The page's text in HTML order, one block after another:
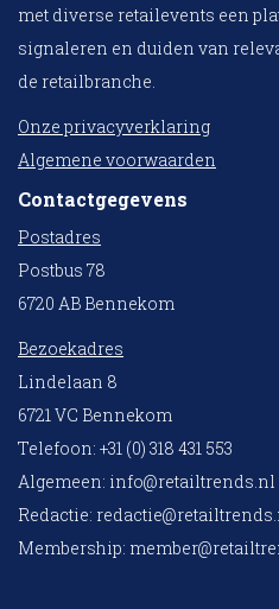
met diverse retailevents een
signaleren en duiden van
de retailbranche.
Onze privacyverklaring
Algemene voorwaarden
Contactgegevens
Postadres
Postbus 78
6720 AB Bennekom
Bezoekadres
Lindelaan 8
6721 VC Bennekom
Telefoon: +31 (0) 318 431 553
Algemeen: info@retailtrends.nl
Redactie:
Membership: